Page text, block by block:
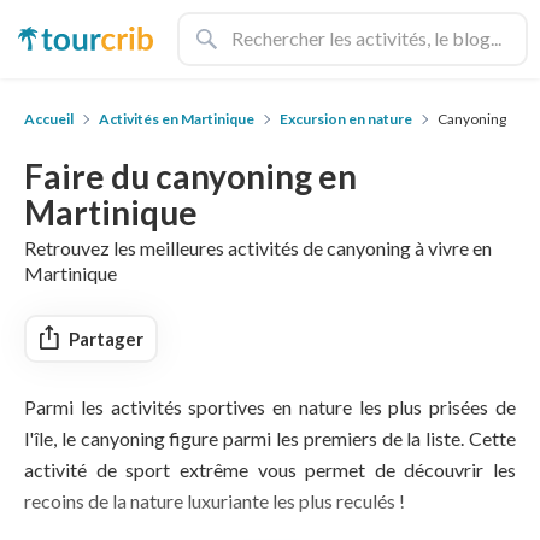
Accueil Activités en Martinique Excursion en nature Canyoning
Faire du canyoning en
Martinique
Retrouvez les meilleures activités de canyoning à vivre en
Martinique
Partager
Parmi les activités sportives en nature les plus prisées de
l'île, le canyoning figure parmi les premiers de la liste. Cette
activité de sport extrême vous permet de découvrir les
recoins de la nature luxuriante les plus reculés !